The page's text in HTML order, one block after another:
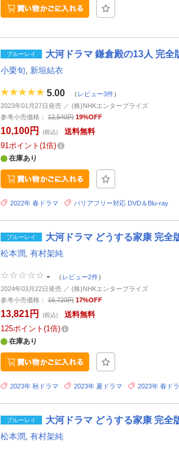
ブルーレイ 大河ドラマ 鎌倉殿の13人 完全
小栗旬 新垣結衣
5.00 （ レビュー3件）
2023年01月27日発売 ／ (株)NHKエンタープライズ
参考小売価格：
12,540円 19%OFF
10,100円 (税込)
送料無料
91 ポイント 1倍
在庫あり
2022年 春ドラマ バリアフリー対応 DVD＆Blu-ray
ブルーレイ 大河ドラマ どうする家康 完全
松本潤 有村架純
- （ レビュー2件）
2024年03月22日発売 ／ (株)NHKエンタープライズ
参考小売価格：
16,720円 17%OFF
13,821円 (税込)
送料無料
125ポイント 1倍
在庫あり
2023年 秋ドラマ 2023年 夏ドラマ 2023年 春ド
ブルーレイ 大河ドラマ どうする家康 完全
松本潤 有村架純